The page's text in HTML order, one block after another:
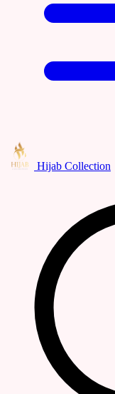
Hijab Collection